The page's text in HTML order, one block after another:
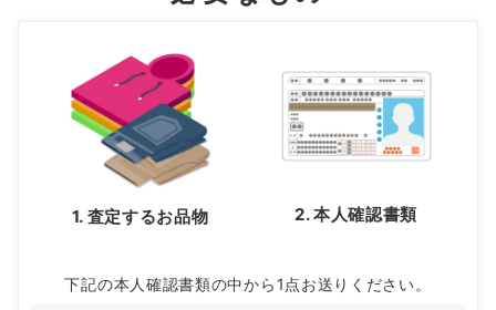
1. 査定するお品物 2. 本人確認書類
下記の本人確認書類の中から1点お送りください。